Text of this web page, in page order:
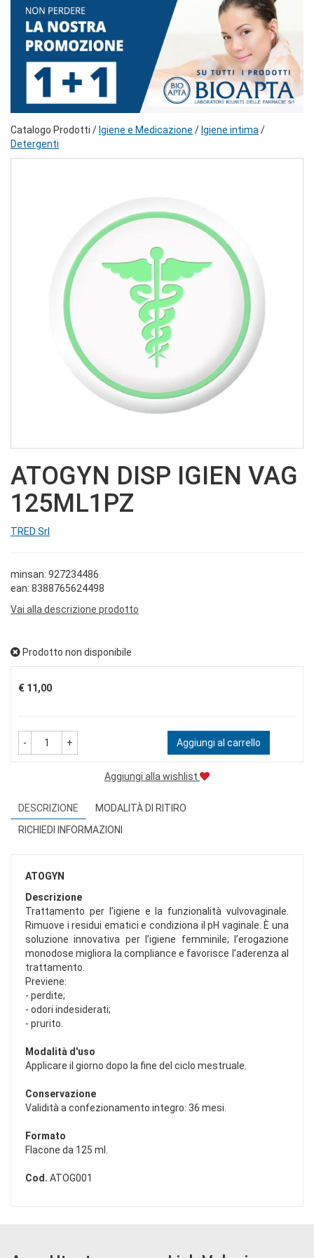
Catalogo Prodotti /Igiene e Medicazione /Igiene intima /
Detergenti
ATOGYN DISP IGIEN VAG
125ML1PZ
TRED Srl
minsan: 927234486
ean: 8388765624498
Vai alla descrizione prodotto
Prodotto non disponibile
Prezzo
€ 11,00
- + Aggiungi al carrello
Aggiungi alla wishlist
DESCRIZIONE
MODALITÀ DI RITIRO
RICHIEDI INFORMAZIONI
ATOGYN
Descrizione
Trattamento per l’igiene e la funzionalità vulvovaginale.
Rimuove i residui ematici e condiziona il pH vaginale. È una
soluzione innovativa per l’igiene femminile; l’erogazione
monodose migliora la compliance e favorisce l’aderenza al
trattamento.
Previene:
- perdite;
- odori indesiderati;
- prurito.
Modalità d'uso
Applicare il giorno dopo la fine del ciclo mestruale.
Conservazione
Validità a confezionamento integro: 36 mesi.
Formato
Flacone da 125 ml.
Cod. ATOG001